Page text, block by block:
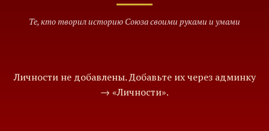
Те, кто творил историю Союза своими руками и умами
Личности не добавлены. Добавьте их через админку
→ «Личности».